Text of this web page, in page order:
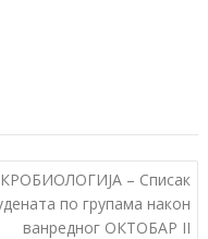
– Списак
по групама након
ванредног ОКТОБАР II